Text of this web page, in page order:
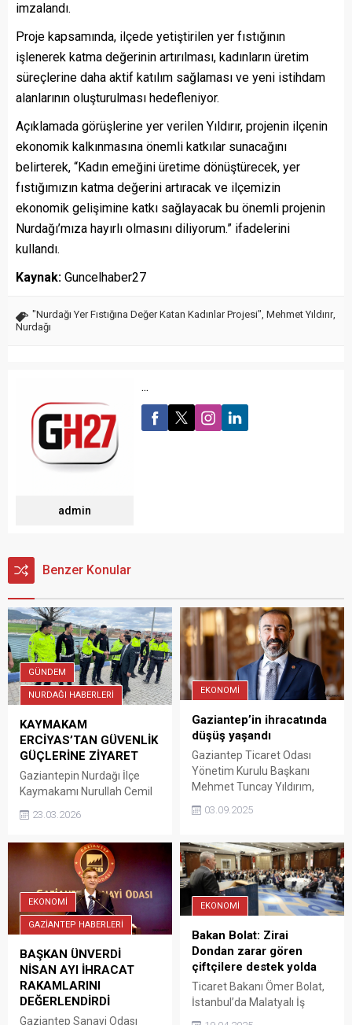
imzalandı.
Proje kapsamında, ilçede yetiştirilen yer fıstığının
işlenerek katma değerinin artırılması, kadınların üretim
süreçlerine daha aktif katılım sağlaması ve yeni istihdam
alanlarının oluşturulması hedefleniyor.
Açıklamada görüşlerine yer verilen Yıldırır, projenin ilçenin
ekonomik kalkınmasına önemli katkılar sunacağını
belirterek, “Kadın emeğini üretime dönüştürecek, yer
fıstığımızın katma değerini artıracak ve ilçemizin
ekonomik gelişimine katkı sağlayacak bu önemli projenin
Nurdağı’mıza hayırlı olmasını diliyorum.” ifadelerini
kullandı.
Kaynak: Guncelhaber27
"Nurdağı Yer Fıstığına Değer Katan Kadınlar Projesi", Mehmet Yıldırır,
Nurdağı
admin
...
Benzer Konular
GÜNDEM
NURDAĞI HABERLERİ
KAYMAKAM
ERCİYAS’TAN GÜVENLİK
GÜÇLERİNE ZİYARET
Gaziantepin Nurdağı İlçe
Kaymakamı Nurullah Cemil
dolayısıyla görev yapan Polis
bayramlarını kutladı. İlçe
Kaymakamı Nurullah Cemir
Erciyas, Ramazan Bayramı
nedeniyle görev başında
olan İlçe Emniyet
Müdürlüğü, İlçe Jandarma
Komutanlığı, Bölge Trafik ve
Otoyol Jandarma ekiplerini
ziyaret ederek bayramlarını
kutladı. Erciyas, denetim
23.03.2026
EKONOMİ
Gaziantep’in ihracatında
düşüş yaşandı
Gaziantep Ticaret Odası
Yönetim Kurulu Başkanı
Mehmet Tuncay Yıldırım,
(TİM) açıkladığı Ağustos ayı
ihracatı değerlendirdi.
03.09.2025
EKONOMİ
GAZİANTEP HABERLERİ
BAŞKAN ÜNVERDİ
NİSAN AYI İHRACAT
RAKAMLARINI
DEĞERLENDİRDİ
Gaziantep Sanayi Odası
EKONOMİ
Bakan Bolat: Zirai
Dondan zarar gören
çiftçilere destek yolda
Ticaret Bakanı Ömer Bolat,
İstanbul’da Malatyalı İş